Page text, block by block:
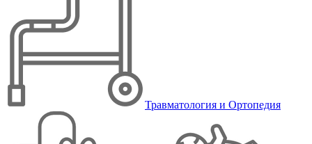
Травматология и Ортопедия